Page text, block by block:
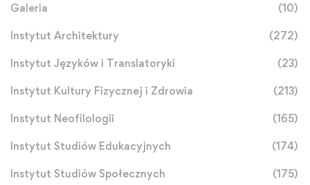
Galeria (10)
Instytut Architektury (272)
Instytut Języków i Translatoryki (23)
Instytut Kultury Fizycznej i Zdrowia (213)
Instytut Neofilologii (165)
Instytut Studiów Edukacyjnych (174)
Instytut Studiów Społecznych (175)